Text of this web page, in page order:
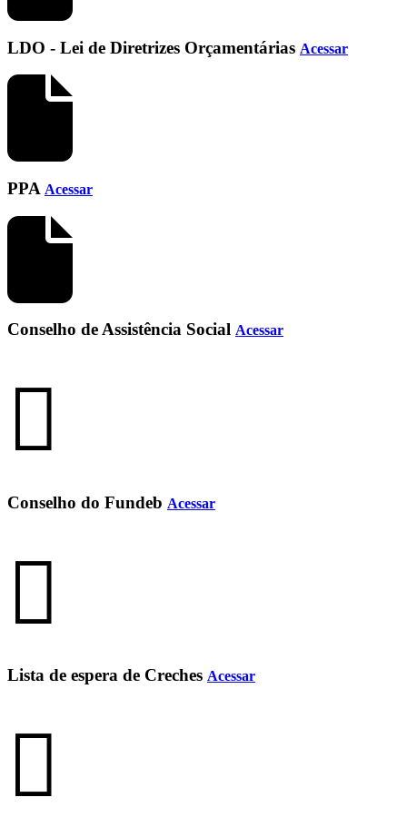
LDO - Lei de Diretrizes Orçamentárias Acessar
PPA Acessar
Conselho de Assistência Social Acessar
Conselho do Fundeb Acessar
Lista de espera de Creches Acessar